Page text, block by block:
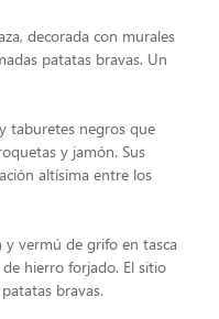
decorada con murales
patatas bravas. Un
taburetes negros que
y jamón. Sus
altísima entre los
y vermú de grifo en tasca
hierro forjado. El sitio
bravas.